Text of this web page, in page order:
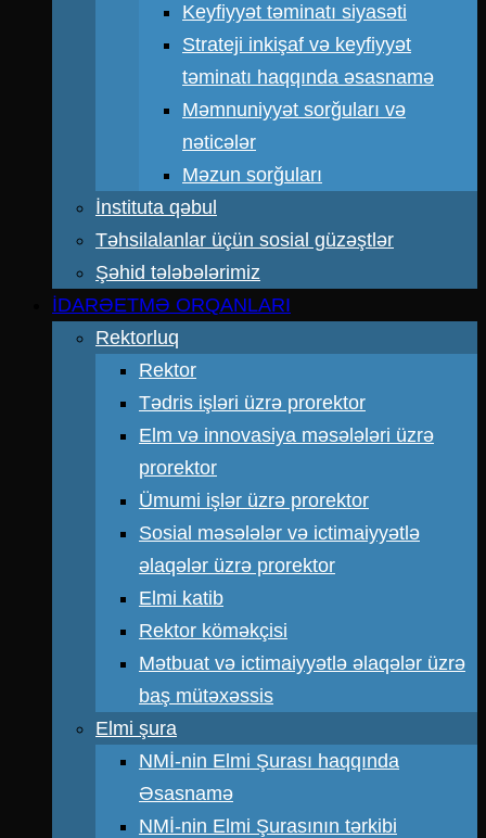
Keyfiyyət təminatı siyasəti
Strateji inkişaf və keyfiyyət
təminatı haqqında əsasnamə
Məmnuniyyət sorğuları və
nəticələr
Məzun sorğuları
İnstituta qəbul
Təhsilalanlar üçün sosial güzəştlər
Şəhid tələbələrimiz
İDARƏETMƏ ORQANLARI
Rektorluq
Rektor
Tədris işləri üzrə prorektor
Elm və innovasiya məsələləri üzrə
prorektor
Ümumi işlər üzrə prorektor
Sosial məsələlər və ictimaiyyətlə
əlaqələr üzrə prorektor
Elmi katib
Rektor köməkçisi
Mətbuat və ictimaiyyətlə əlaqələr üzrə
baş mütəxəssis
Elmi şura
NMİ-nin Elmi Şurası haqqında
Əsasnamə
NMİ-nin Elmi Şurasının tərkibi